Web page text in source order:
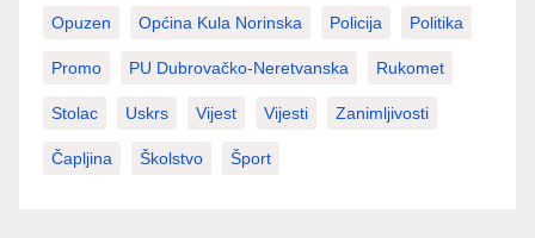
Opuzen Općina Kula Norinska Policija Politika
Promo PU Dubrovačko-Neretvanska Rukomet
Stolac Uskrs Vijest Vijesti Zanimljivosti
Čapljina Školstvo Šport